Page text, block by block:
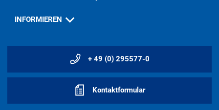
INFORMIEREN
+ 49 (0) 295577-0
Kontaktformular